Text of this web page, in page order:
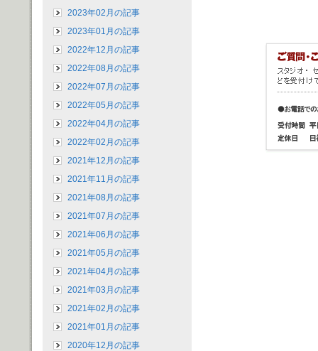
2023年02月の記事
2023年01月の記事
2022年12月の記事
2022年08月の記事
2022年07月の記事
2022年05月の記事
2022年04月の記事
2022年02月の記事
2021年12月の記事
2021年11月の記事
2021年08月の記事
2021年07月の記事
2021年06月の記事
2021年05月の記事
2021年04月の記事
2021年03月の記事
2021年02月の記事
2021年01月の記事
2020年12月の記事